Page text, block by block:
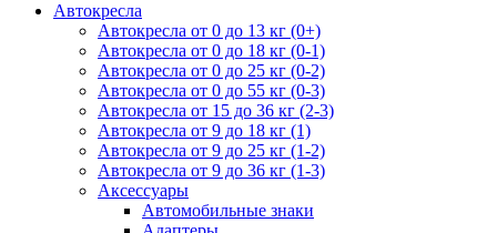
Автокресла
Автокресла от 0 до 13 кг (0+)
Автокресла от 0 до 18 кг (0-1)
Автокресла от 0 до 25 кг (0-2)
Автокресла от 0 до 55 кг (0-3)
Автокресла от 15 до 36 кг (2-3)
Автокресла от 9 до 18 кг (1)
Автокресла от 9 до 25 кг (1-2)
Автокресла от 9 до 36 кг (1-3)
Аксессуары
Автомобильные знаки